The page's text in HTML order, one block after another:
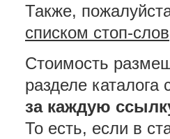
Также,
списком стоп-слов
Стоимость
разделе каталога
за каждую
То есть, если в